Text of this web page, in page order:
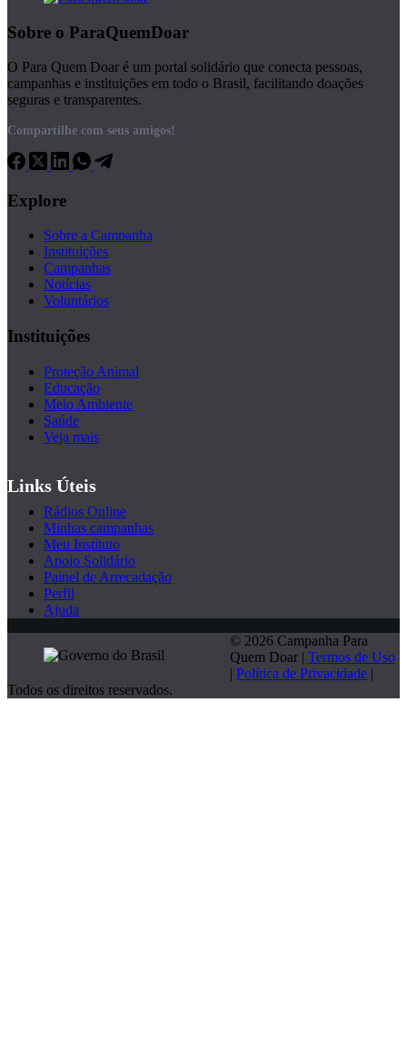
Sobre o ParaQuemDoar
O Para Quem Doar é um portal solidário que conecta pessoas,
campanhas e instituições em todo o Brasil, facilitando doações
seguras e transparentes.
Compartilhe com seus amigos!
Explore
Sobre a Campanha
Instituições
Campanhas
Notícias
Voluntários
Instituições
Proteção Animal
Educação
Meio Ambiente
Saúde
Veja mais
Links Úteis
Rádios Online
Minhas campanhas
Meu Instituto
Apoio Solidário
Painel de Arrecadação
Perfil
Ajuda
© 2026 Campanha Para
Quem Doar | Termos de Uso
Política de Privacidade
Todos os direitos reservados.